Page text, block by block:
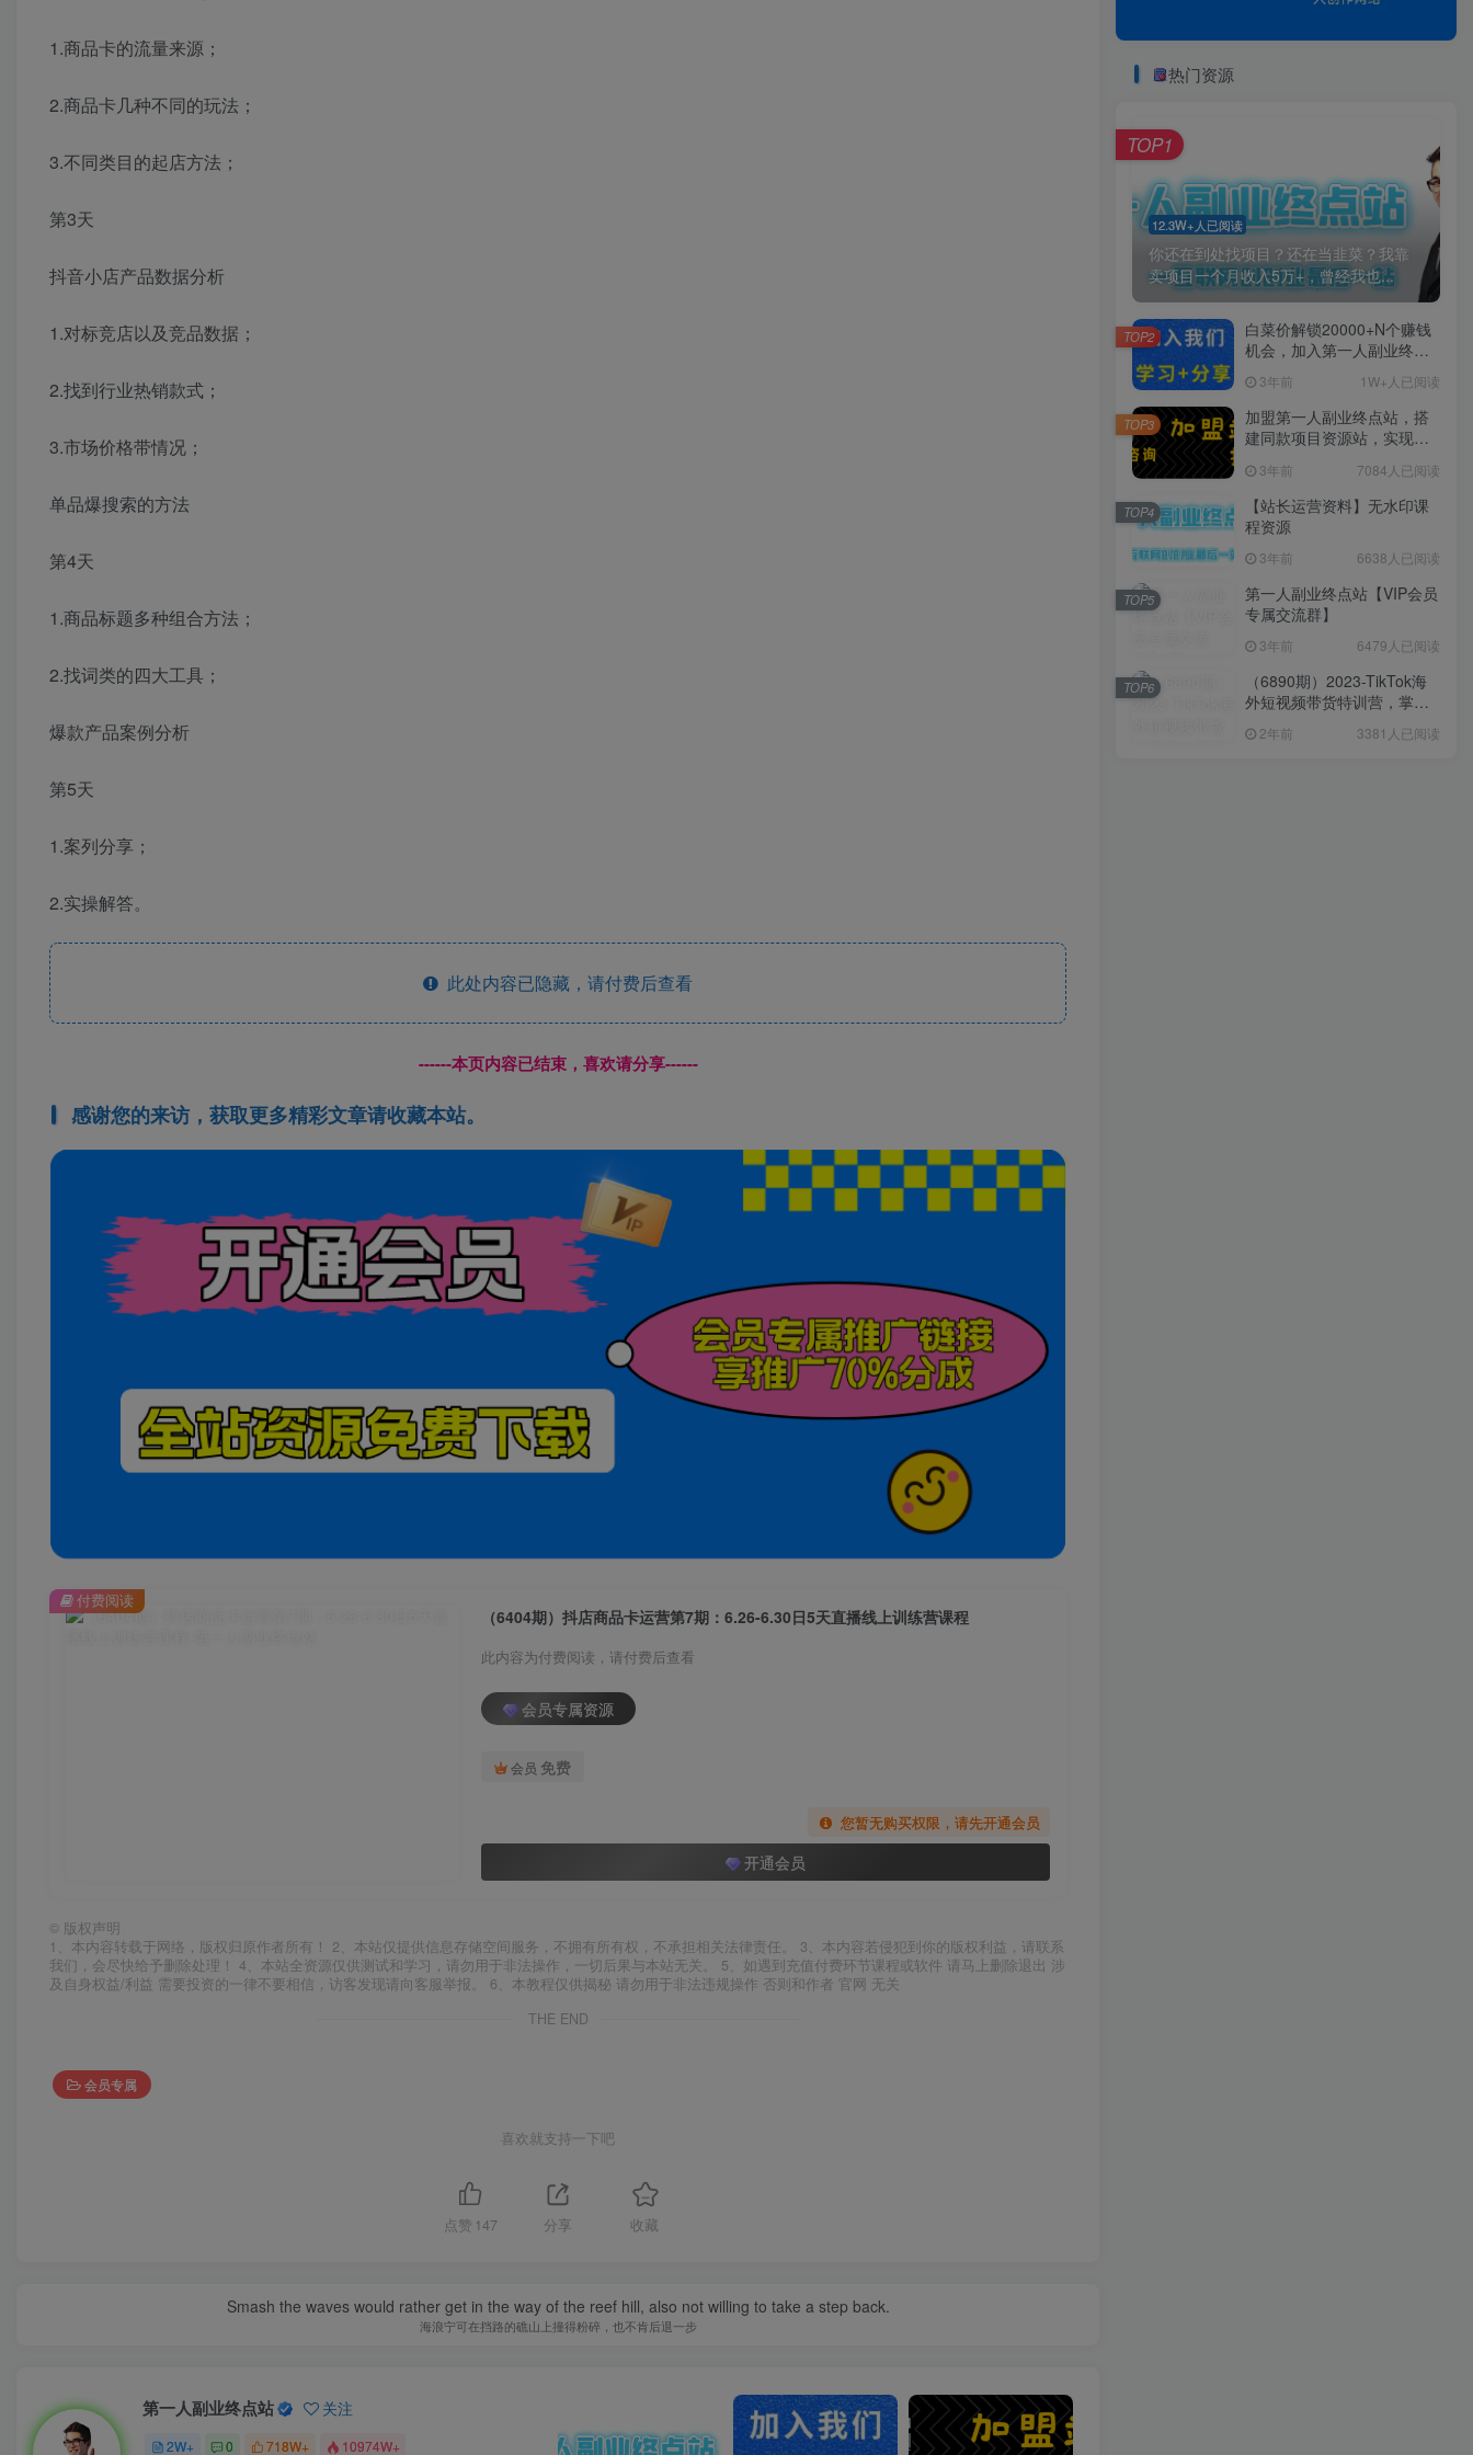
1.商品卡的流量来源；
2.商品卡几种不同的玩法；
3.不同类目的起店方法；
第3天
抖音小店产品数据分析
1.对标竞店以及竞品数据；
2.找到行业热销款式；
3.市场价格带情况；
单品爆搜索的方法
第4天
1.商品标题多种组合方法；
2.找词类的四大工具；
爆款产品案例分析
第5天
1.案列分享；
2.实操解答。
此处内容已隐藏，请付费后查看
------本页内容已结束，喜欢请分享------
感谢您的来访，获取更多精彩文章请收藏本站。
（6404期）抖店商品卡运营第7期：6.26-6.30日5天直播线上训练营课程
此内容为付费阅读，请付费后查看
会员专属资源
会员 免费
您暂无购买权限，请先开通会员
开通会员
付费阅读
© 版权声明
1、本内容转载于网络，版权归原作者所有！ 2、本站仅提供信息存储空间服务，不拥有所有权，不承担相关法律责任。 3、本内容若侵犯到你的版权利益，请联系
我们，会尽快给予删除处理！ 4、本站全资源仅供测试和学习，请勿用于非法操作，一切后果与本站无关。 5、如遇到充值付费环节课程或软件 请马上删除退出 涉
及自身权益/利益 需要投资的一律不要相信，访客发现请向客服举报。 6、本教程仅供揭秘 请勿用于非法违规操作 否则和作者 官网 无关
THE END
会员专属
喜欢就支持一下吧
点赞 147 分享 收藏
Smash the waves would rather get in the way of the reef hill, also not willing to take a step back.
海浪宁可在挡路的礁山上撞得粉碎，也不肯后退一步
第一人副业终点站 关注
2W+ 0 718W+ 10974W+
热门资源
12.3W+人已阅读
你还在到处找项目？还在当韭菜？我靠
卖项目一个月收入5万+，曾经我也...
TOP1
白菜价解锁20000+N个赚钱
机会，加入第一人副业终点
习。3年前 1W+人已阅读
TOP2
加盟第一人副业终点站，搭
建同款项目资源站，实现日
3年前 7084人已阅读
TOP3
【站长运营资料】无水印课
程资源
3年前 6638人已阅读
TOP4
第一人副业终点站【VIP会员
专属交流群】
3年前 6479人已阅读
TOP5
（6890期）2023-TikTok海
外短视频带货特训营，掌握
（60节课）
2年前 3381人已阅读
TOP6